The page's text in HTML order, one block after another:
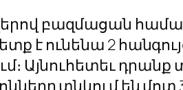
բազմացան համար
է ունենա 2
Այնուհետեւ